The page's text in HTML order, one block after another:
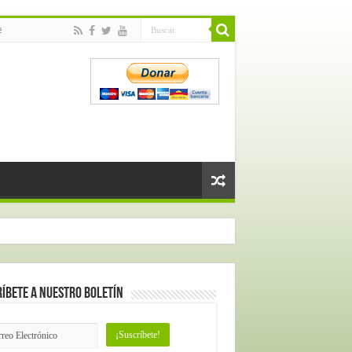
a nuestro Boletín